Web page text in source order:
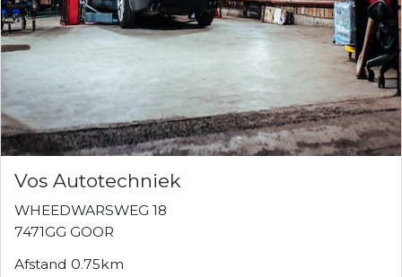
Vos Autotechniek
WHEEDWARSWEG 18
7471GG GOOR
Afstand 0.75km